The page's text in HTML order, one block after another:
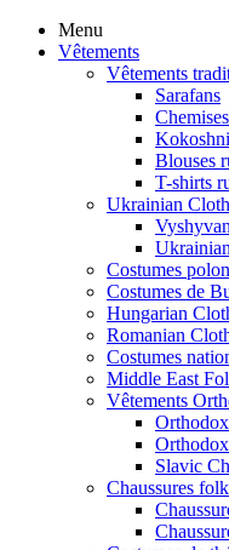
Menu
Vêtements
Vêtements
Sarafans
Blouses
T-shirts
Ukrainian
Costumes
Costumes de
Hungarian
Romanian
Costumes
Middle East
Vêtements
Slavic
Chaussures